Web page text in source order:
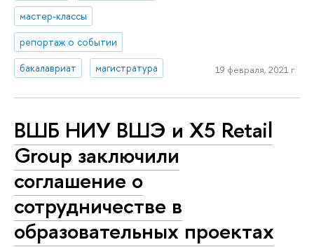
мастер-классы
репортаж о событии
бакалавриат
магистратура 19 февраля, 2021 г.
ВШБ НИУ ВШЭ и X5 Retail
Group заключили
соглашение о
сотрудничестве в
образовательных проектах